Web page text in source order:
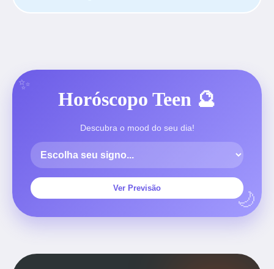
Horóscopo Teen 🔮
Descubra o mood do seu dia!
Ver Previsão